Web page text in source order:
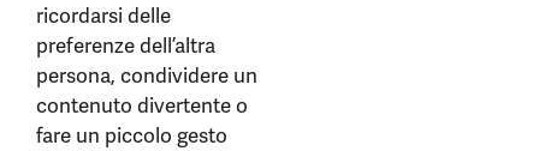
ricordarsi delle
preferenze dell’altra
persona, condividere un
contenuto divertente o
fare un piccolo gesto